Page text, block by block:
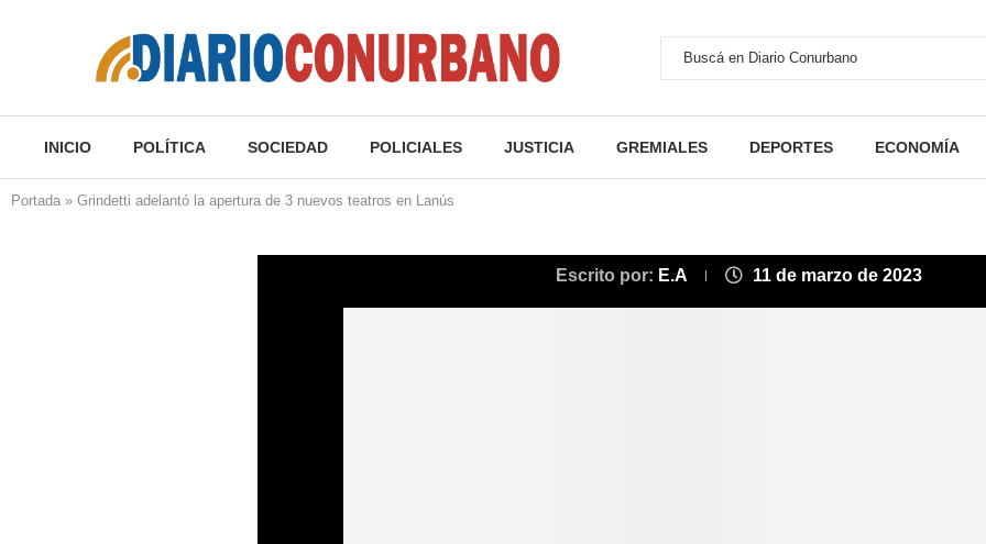
INICIO POLÍTICA SOCIEDAD POLICIALES JUSTICIA GREMIALES DEPORTES ECONOMÍA
Portada » Grindetti adelantó la apertura de 3 nuevos teatros en Lanús
Escrito por: E.A 11 de marzo de 2023